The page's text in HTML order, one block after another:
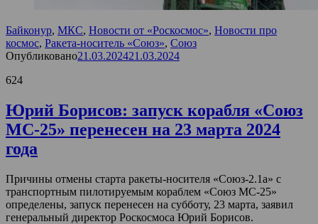
Байконур, МКС, Новости от «Роскосмос», Новости про
космос, Ракета-носитель «Союз», Союз
Опубликовано21.03.202421.03.2024
624
Юрий Борисов: запуск корабля «Союз
МС-25» перенесен на 23 марта 2024
года
Причины отмены старта ракеты-носителя «Союз-2.1а» с
транспортным пилотируемым кораблем «Союз МС-25»
определены, запуск перенесен на субботу, 23 марта, заявил
генеральный директор Роскосмоса Юрий Борисов.